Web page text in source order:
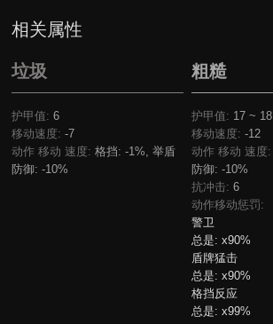
相关属性
垃圾
护甲值: 6
移动速度: -7
动作 移动 速度: 格挡: -1%, 举盾
防御: -10%
粗糙
护甲值: 17 ~ 18
移动速度: -12
动作 移动 速度:
防御: -10%
抗冲击: 6
动作移动惩罚:
警卫
总是: x90%
盾牌猛击
总是: x90%
格挡反应
总是: x99%